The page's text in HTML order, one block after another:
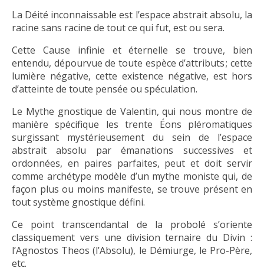
La Déité inconnaissable est l’espace abstrait absolu, la
racine sans racine de tout ce qui fut, est ou sera.
Cette Cause infinie et éternelle se trouve, bien
entendu, dépourvue de toute espèce d’attributs ; cette
lumière négative, cette existence négative, est hors
d’atteinte de toute pensée ou spéculation.
Le Mythe gnostique de Valentin, qui nous montre de
manière spécifique les trente Éons pléromatiques
surgissant mystérieusement du sein de l’espace
abstrait absolu par émanations successives et
ordonnées, en paires parfaites, peut et doit servir
comme archétype modèle d’un mythe moniste qui, de
façon plus ou moins manifeste, se trouve présent en
tout système gnostique défini.
Ce point transcendantal de la probolé s’oriente
classiquement vers une division ternaire du Divin :
l’Agnostos Theos (l’Absolu), le Démiurge, le Pro-Père,
etc.